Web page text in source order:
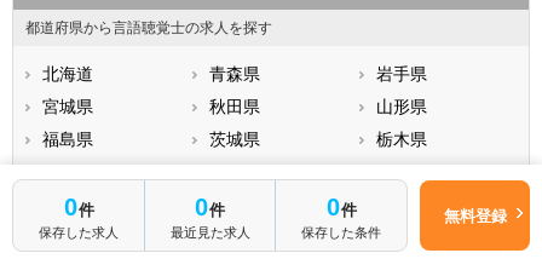
0件
保存した求人
0件
最近見た求人
0件
保存した条件
無料登録
都道府県から言語聴覚士の求人を探す
北海道 青森県
岩手県
宮城県
秋田県
山形県
福島県
茨城県
栃木県
東京都
神奈川県
山梨県
長野県
富山県
仕事内容・施設形態から求人を探す